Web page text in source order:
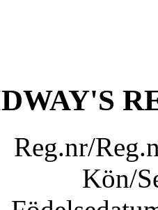
Reg.nr/
Kön/